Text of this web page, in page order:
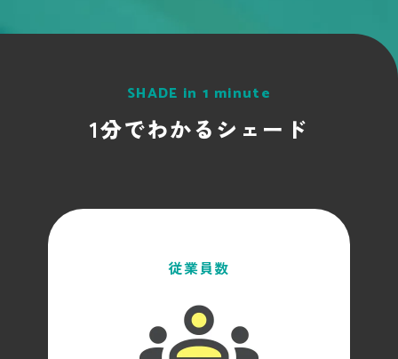
SHADE in 1 minute
1分でわかるシェード
従業員数